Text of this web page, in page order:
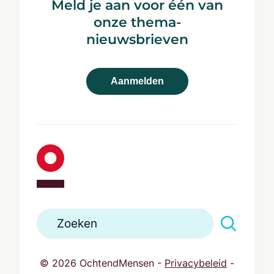
3800 AX Amersfoort
033 467 77 46
Meld je aan voor één van
onze thema-
nieuwsbrieven
Aanmelden
© 2026 OchtendMensen - Privacybeleid -